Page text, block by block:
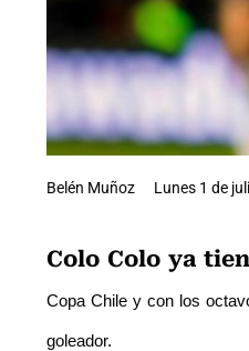
Belén Muñoz Lunes 1 de
Colo Colo ya
Copa Chile y con los
goleador.